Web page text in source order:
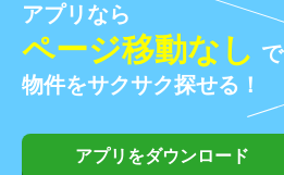
アプリなら
ページ移動なし で
物件をサクサク探せる！
アプリをダウンロード